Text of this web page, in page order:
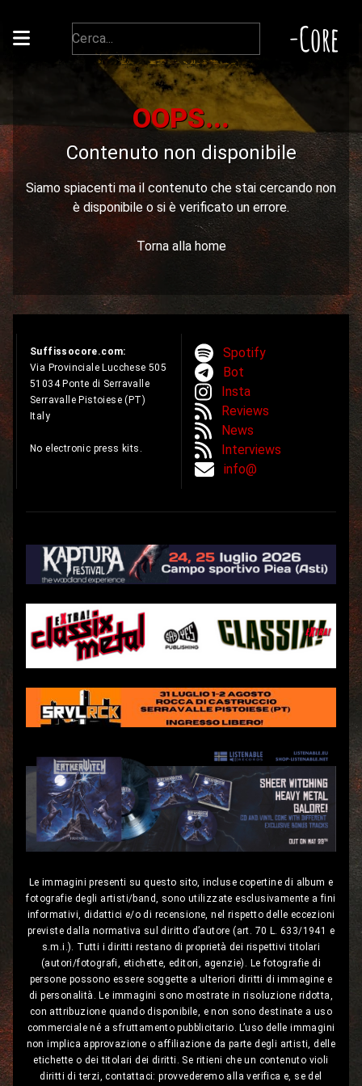
-Core
OOPS...
Contenuto non disponibile
Siamo spiacenti ma il contenuto che stai cercando non
è disponibile o si è verificato un errore.
Torna alla home
Suffissocore.com:
Via Provinciale Lucchese 505
51034 Ponte di Serravalle
Serravalle Pistoiese (PT)
Italy
No electronic press kits.
Spotify
Bot
Insta
Reviews
News
Interviews
info@
Le immagini presenti su questo sito, incluse copertine di album e
fotografie degli artisti/band, sono utilizzate esclusivamente a fini
informativi, didattici e/o di recensione, nel rispetto delle eccezioni
previste dalla normativa sul diritto d’autore (art. 70 L. 633/1941 e
s.m.i.). Tutti i diritti restano di proprietà dei rispettivi titolari
(autori/fotografi, etichette, editori, agenzie). Le fotografie di
persone possono essere soggette a ulteriori diritti di immagine e
di personalità. Le immagini sono mostrate in risoluzione ridotta,
con attribuzione quando disponibile, e non sono destinate a uso
commerciale né a sfruttamento pubblicitario. L’uso delle immagini
non implica approvazione o affiliazione da parte degli artisti, delle
etichette o dei titolari dei diritti. Se ritieni che un contenuto violi
diritti di terzi, contattaci: provvederemo alla verifica e, se del